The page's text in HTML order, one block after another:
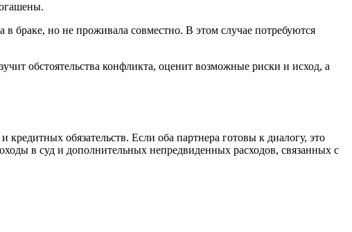
браке, но не проживала совместно. В этом случае потребуются
обстоятельства конфликта, оценит возможные риски и исход, а
обязательств. Если оба партнера готовы к диалогу, это
в суд и дополнительных непредвиденных расходов, связанных с